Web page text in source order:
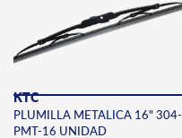
KTC
PLUMILLA METALICA 16" 304-
PMT-16 UNIDAD